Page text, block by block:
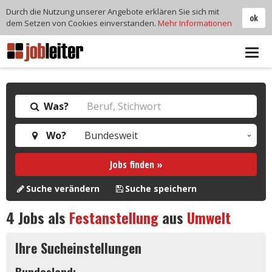
Was?
Wo?
Jobs finden »
Suche verändern Suche speichern
4Jobs als Festanstellungaus Umwelt
Ihre Sucheinstellungen
ok
Durch die Nutzung unserer Angebote erklären Sie sich mit
dem Setzen von Cookies einverstanden. Mehr Informationen